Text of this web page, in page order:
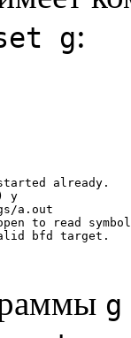
g:
started already.
y
a.out
to read
bfd target.
g